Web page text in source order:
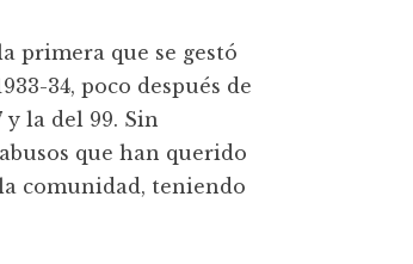
primera que se gestó
34, poco después de
la del 99. Sin
que han querido
comunidad, teniendo